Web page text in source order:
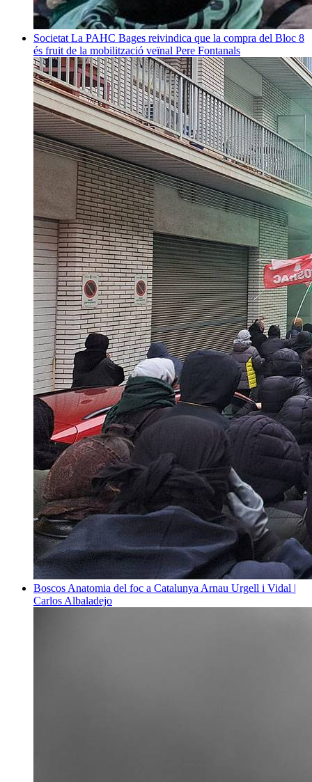
Societat La PAHC Bages reivindica que la compra del Bloc 8
és fruit de la mobilització veïnal Pere Fontanals
Boscos Anatomia del foc a Catalunya Arnau Urgell i Vidal |
Carlos Albaladejo